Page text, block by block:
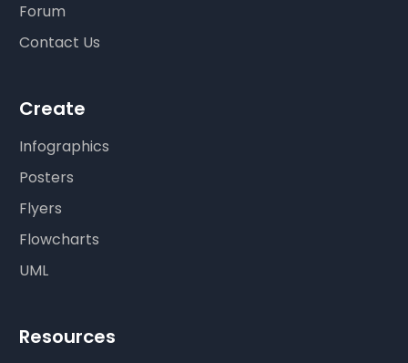
Forum
Contact Us
Create
Infographics
Posters
Flyers
Flowcharts
UML
Resources